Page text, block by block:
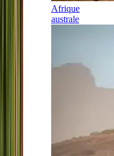
Afrique
australe